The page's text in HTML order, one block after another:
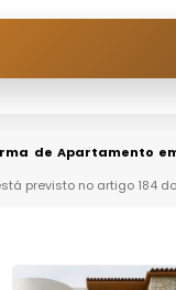
de Apartamento
previsto no artigo 184